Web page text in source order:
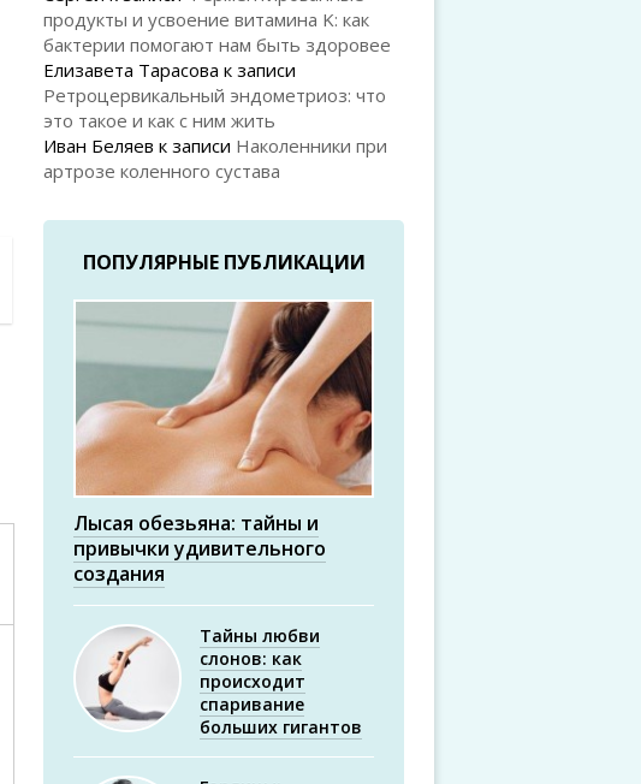
продукты и усвоение витамина K: как
бактерии помогают нам быть здоровее
Елизавета Тарасова к записи
Ретроцервикальный эндометриоз: что
это такое и как с ним жить
Иван Беляев к записи Наколенники при
артрозе коленного сустава
ПОПУЛЯРНЫЕ ПУБЛИКАЦИИ
Лысая обезьяна: тайны и
привычки удивительного
создания
Тайны любви
слонов: как
происходит
спаривание
больших гигантов